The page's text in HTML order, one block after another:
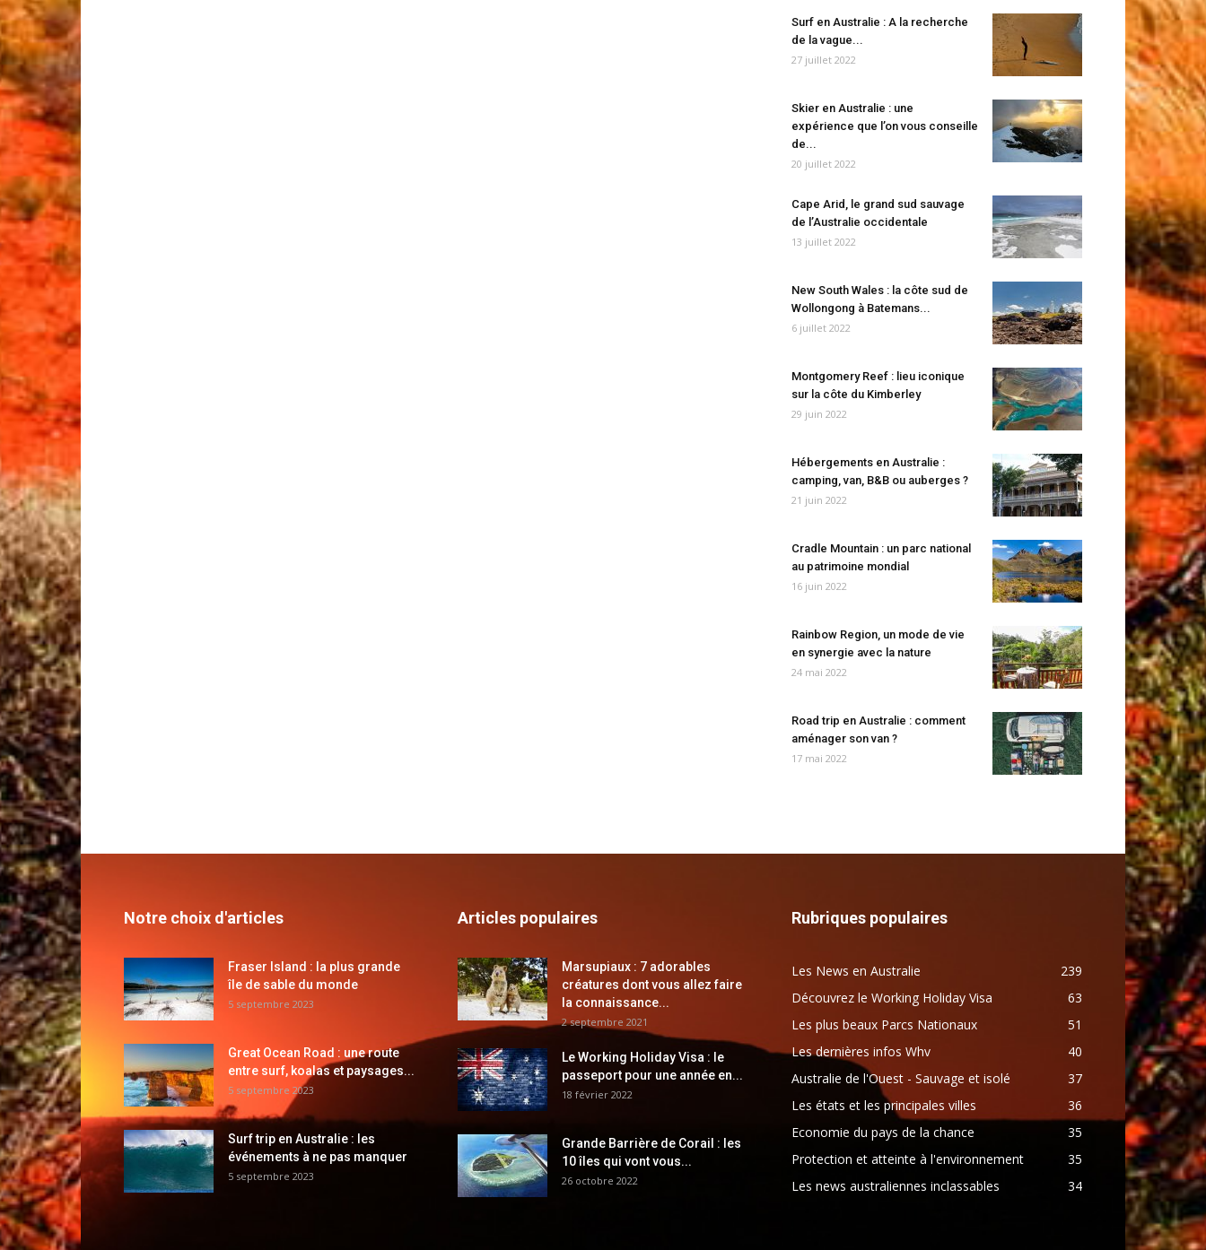
Surf en Australie : A la recherche
de la vague...
27 juillet 2022
Skier en Australie : une
expérience que l’on vous conseille
de...
20 juillet 2022
Cape Arid, le grand sud sauvage
de l’Australie occidentale
13 juillet 2022
New South Wales : la côte sud de
Wollongong à Batemans...
6 juillet 2022
Montgomery Reef : lieu iconique
sur la côte du Kimberley
29 juin 2022
Hébergements en Australie :
camping, van, B&B ou auberges ?
21 juin 2022
Cradle Mountain : un parc national
au patrimoine mondial
16 juin 2022
Rainbow Region, un mode de vie
en synergie avec la nature
24 mai 2022
Road trip en Australie : comment
aménager son van ?
17 mai 2022
Notre choix d'articles
Fraser Island : la plus grande
île de sable du monde
5 septembre 2023
Great Ocean Road : une route
entre surf, koalas et paysages...
5 septembre 2023
Surf trip en Australie : les
événements à ne pas manquer
5 septembre 2023
Articles populaires
Marsupiaux : 7 adorables
créatures dont vous allez faire
la connaissance...
2 septembre 2021
Le Working Holiday Visa : le
passeport pour une année en...
18 février 2022
Grande Barrière de Corail : les
10 îles qui vont vous...
26 octobre 2022
Rubriques populaires
Les News en Australie
239
Découvrez le Working Holiday Visa
63
Les plus beaux Parcs Nationaux
51
Les dernières infos Whv
40
Australie de l'Ouest - Sauvage et isolé
37
Les états et les principales villes
36
Economie du pays de la chance
35
Protection et atteinte à l'environnement
35
Les news australiennes inclassables
34